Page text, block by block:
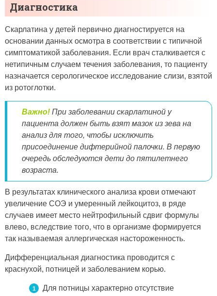
Диагностика
Скарлатина у детей первично диагностируется на
основании данных осмотра в соответствии с типичной
симптоматикой заболевания. Если врач сталкивается с
нетипичным случаем течения заболевания, то пациенту
назначается серологическое исследование слизи, взятой
из ротоглотки.
Важно! При заболевании скарлатиной у
пациента должен быть взят мазок из зева на
анализ для того, чтобы исключить
присоединение дифтерийной палочки. В первую
очередь обследуются дети до пятилетнего
возраста.
В результатах клинического анализа крови отмечают
увеличение СОЭ и умеренный лейкоцитоз, в ряде
случаев имеет место нейтрофильный сдвиг формулы
влево, вследствие того, что в организме формируется
так называемая аллергическая настороженность.
Дифференциальная диагностика проводится с
краснухой, потницей и заболеванием корью.
Для потницы характерно отсутствие